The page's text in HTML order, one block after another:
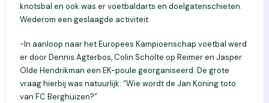
knotsbal en ook was er voetbaldarts en doelgatenschieten.
Wederom een geslaagde activiteit.
-In aanloop naar het Europees Kampioenschap voetbal werd
er door Dennis Agterbos, Colin Scholte op Reimer en Jasper
Olde Hendrikman een EK-poule georganiseerd. De grote
vraag hierbij was natuurlijk: “Wie wordt de Jan Koning toto
van FC Berghuizen?”